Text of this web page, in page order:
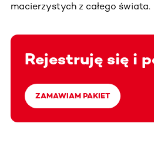
macierzystych z całego świata.
Rejestruję się i
ZAMAWIAM PAKIET